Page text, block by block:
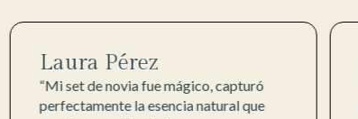
“Mi set de novia fue mágico, capturó
perfectamente la esencia natural que
Laura Pérez